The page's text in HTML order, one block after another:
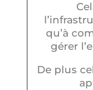
qu’à
gérer
De plus